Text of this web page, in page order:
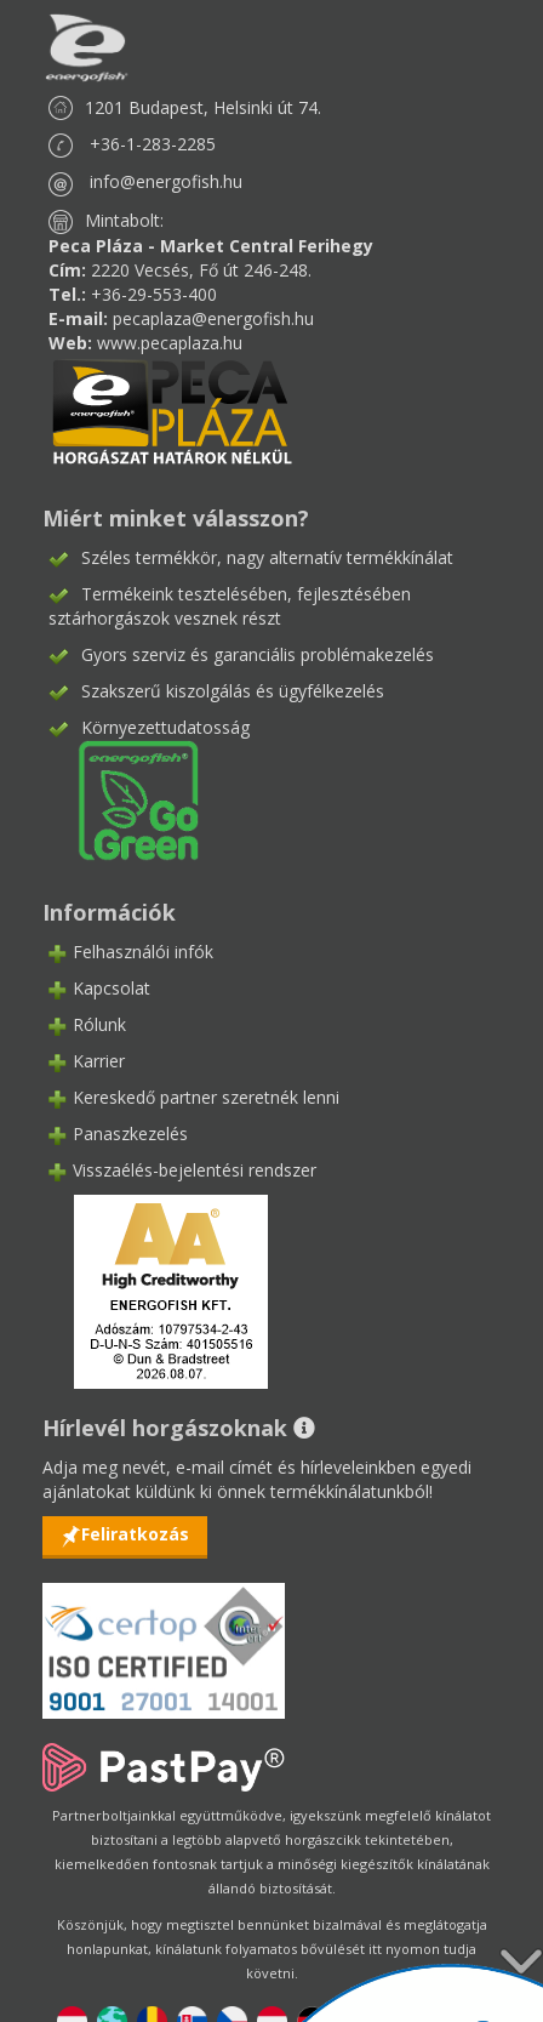
1201 Budapest, Helsinki út 74.
+36-1-283-2285
info@energofish.hu
Mintabolt:
Peca Pláza - Market Central Ferihegy
Cím: 2220 Vecsés, Fő út 246-248.
Tel.: +36-29-553-400
E-mail: pecaplaza@energofish.hu
Web: www.pecaplaza.hu
Miért minket válasszon?
Széles termékkör, nagy alternatív termékkínálat
Termékeink tesztelésében, fejlesztésében
sztárhorgászok vesznek részt
Gyors szerviz és garanciális problémakezelés
Szakszerű kiszolgálás és ügyfélkezelés
Környezettudatosság
Információk
Felhasználói infók
Kapcsolat
Rólunk
Karrier
Kereskedő partner szeretnék lenni
Panaszkezelés
Visszaélés-bejelentési rendszer
Hírlevél horgászoknak
Adja meg nevét, e-mail címét és hírleveleinkben egyedi
ajánlatokat küldünk ki önnek termékkínálatunkból!
Feliratkozás
Partnerboltjainkkal együttműködve, igyekszünk megfelelő kínálatot
biztosítani a legtöbb alapvető horgászcikk tekintetében,
kiemelkedően fontosnak tartjuk a minőségi kiegészítők kínálatának
állandó biztosítását.
Köszönjük, hogy megtisztel bennünket bizalmával és meglátogatja
honlapunkat, kínálatunk folyamatos bővülését itt nyomon tudja
követni.